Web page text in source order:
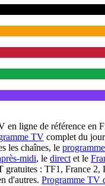
en ligne de référence en
TV complet du
les chaînes, le
midi, le direct et le
gratuites : TF1, France 2,
d'autres. Programme TV